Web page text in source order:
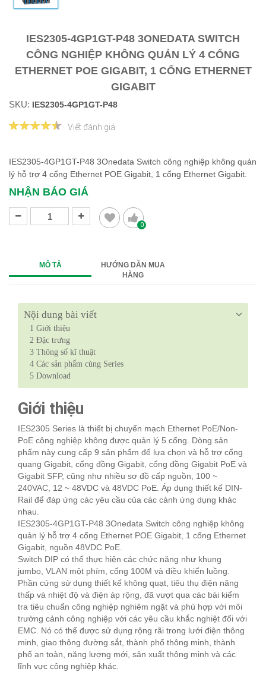
IES2305-4GP1GT-P48 3ONEDATA SWITCH
CÔNG NGHIỆP KHÔNG QUẢN LÝ 4 CỔNG
ETHERNET POE GIGABIT, 1 CỔNG ETHERNET
GIGABIT
SKU: IES2305-4GP1GT-P48
Viết đánh giá
IES2305-4GP1GT-P48 3Onedata Switch công nghiệp không quản
lý hỗ trợ 4 cổng Ethernet POE Gigabit, 1 cổng Ethernet Gigabit.
NHẬN BÁO GIÁ
0
MÔ TẢ
HƯỚNG DẪN MUA
HÀNG
Nội dung bài viết
1 Giới thiệu
2 Đặc trưng
3 Thông số kĩ thuật
4 Các sản phẩm cùng Series
5 Download
Giới thiệu
IES2305 Series là thiết bị chuyển mạch Ethernet PoE/Non-
PoE công nghiệp không được quản lý 5 cổng. Dòng sản
phẩm này cung cấp 9 sản phẩm để lựa chọn và hỗ trợ cổng
quang Gigabit, cổng đồng Gigabit, cổng đồng Gigabit PoE và
Gigabit SFP, cũng như nhiều sơ đồ cấp nguồn, 100 ~
240VAC, 12 ~ 48VDC và 48VDC PoE. Áp dụng thiết kế DIN-
Rail để đáp ứng các yêu cầu của các cảnh ứng dụng khác
nhau.
IES2305-4GP1GT-P48 3Onedata Switch công nghiệp không
quản lý hỗ trợ 4 cổng Ethernet POE Gigabit, 1 cổng Ethernet
Gigabit, nguồn 48VDC PoE.
Switch DIP có thể thực hiện các chức năng như khung
jumbo, VLAN một phím, cổng 100M và điều khiển luồng.
Phần cứng sử dụng thiết kế không quạt, tiêu thụ điện năng
thấp và nhiệt độ và điện áp rộng, đã vượt qua các bài kiểm
tra tiêu chuẩn công nghiệp nghiêm ngặt và phù hợp với môi
trường cảnh công nghiệp với các yêu cầu khắc nghiệt đối với
EMC. Nó có thể được sử dụng rộng rãi trong lưới điện thông
minh, giao thông đường sắt, thành phố thông minh, thành
phố an toàn, năng lượng mới, sản xuất thông minh và các
lĩnh vực công nghiệp khác.